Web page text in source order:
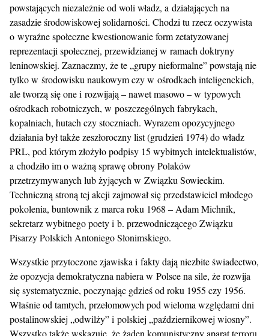
powstających niezależnie od woli władz, a działających na
zasadzie środowiskowej solidarności. Chodzi tu rzecz oczywista
o wyraźne społeczne kwestionowanie form zetatyzowanej
reprezentacji społecznej, przewidzianej w ramach doktryny
leninowskiej. Zaznaczmy, że te „grupy nieformalne” powstają nie
tylko w środowisku naukowym czy w ośrodkach inteligenckich,
ale tworzą się one i rozwijają – nawet masowo – w typowych
ośrodkach robotniczych, w poszczególnych fabrykach,
kopalniach, hutach czy stoczniach. Wyrazem opozycyjnego
działania był także zeszłoroczny list (grudzień 1974) do władz
PRL, pod którym złożyło podpisy 15 wybitnych intelektualistów,
a chodziło im o ważną sprawę obrony Polaków
przetrzymywanych lub żyjących w Związku Sowieckim.
Techniczną stroną tej akcji zajmował się przedstawiciel młodego
pokolenia, buntownik z marca roku 1968 – Adam Michnik,
sekretarz wybitnego poety i b. przewodniczącego Związku
Pisarzy Polskich Antoniego Słonimskiego.
Wszystkie przytoczone zjawiska i fakty dają niezbite świadectwo,
że opozycja demokratyczna nabiera w Polsce na sile, że rozwija
się systematycznie, poczynając gdzieś od roku 1955 czy 1956.
Właśnie od tamtych, przełomowych pod wieloma względami dni
postalinowskiej „odwilży” i polskiej „październikowej wiosny”.
Wszystko także wskazuje, że żaden komunistyczny aparat terroru